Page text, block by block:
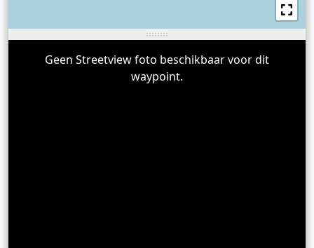
Geen Streetview foto beschikbaar voor dit
waypoint.